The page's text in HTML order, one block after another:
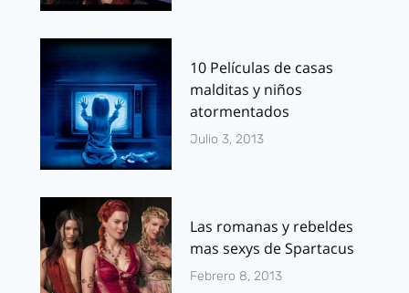
10 Películas de casas
malditas y niños
atormentados
Julio 3, 2013
Las romanas y rebeldes
mas sexys de Spartacus
Febrero 8, 2013